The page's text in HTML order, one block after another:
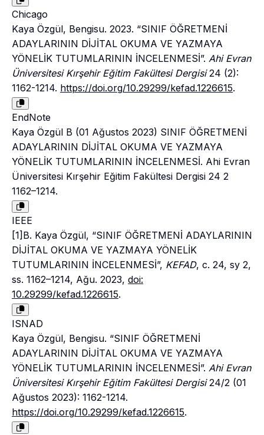
Chicago
Kaya Özgül, Bengisu. 2023. “SINIF ÖĞRETMENİ
ADAYLARININ DİJİTAL OKUMA VE YAZMAYA
YÖNELİK TUTUMLARININ İNCELENMESİ”. Ahi Evran
Üniversitesi Kırşehir Eğitim Fakültesi Dergisi24 (2):
1162-1214. https://doi.org/10.29299/kefad.1226615.
EndNote
Kaya Özgül B (01 Ağustos 2023) SINIF ÖĞRETMENİ
ADAYLARININ DİJİTAL OKUMA VE YAZMAYA
YÖNELİK TUTUMLARININ İNCELENMESİ. Ahi Evran
Üniversitesi Kırşehir Eğitim Fakültesi Dergisi 24 2
1162–1214.
IEEE
[1]B. Kaya Özgül, “SINIF ÖĞRETMENİ ADAYLARININ
DİJİTAL OKUMA VE YAZMAYA YÖNELİK
TUTUMLARININ İNCELENMESİ”, KEFAD, c. 24, sy 2,
ss. 1162–1214, Ağu. 2023, doi:
10.29299/kefad.1226615.
ISNAD
Kaya Özgül, Bengisu. “SINIF ÖĞRETMENİ
ADAYLARININ DİJİTAL OKUMA VE YAZMAYA
YÖNELİK TUTUMLARININ İNCELENMESİ”. Ahi Evran
Üniversitesi Kırşehir Eğitim Fakültesi Dergisi24/2 (01
Ağustos 2023): 1162-1214.
https://doi.org/10.29299/kefad.1226615.